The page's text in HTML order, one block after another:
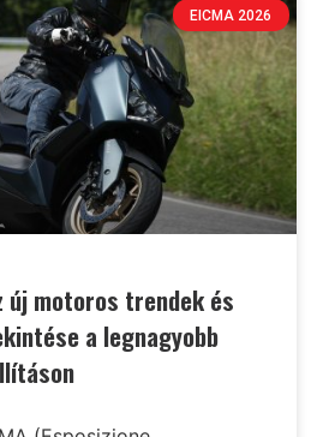
EICMA 2026
új motoros trendek és
a legnagyobb